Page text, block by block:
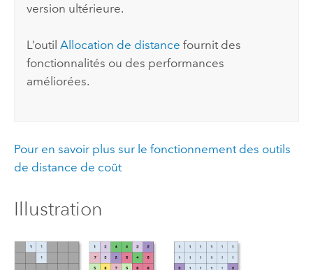
version ultérieure.
L’outilAllocation de distance fournit des
fonctionnalités ou des performances
améliorées.
Pour en savoir plus sur le fonctionnement des outils
de distance de coût
Illustration